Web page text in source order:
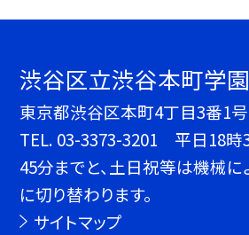
渋谷区立渋谷本町学園
東京都渋谷区本町4丁目3番1号
TEL. 03-3373-3201 平日18時
45分までと、土日祝等は機械
に切り替わります。
サイトマップ